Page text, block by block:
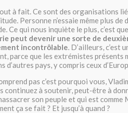
à fait. Ce sont des organisations
Personne n’essaie même plus de
Ce qui nous inquiète le plus, c’est
peut devenir une sorte de
incontrôlable. D’ailleurs, c’est
parce que les extrémistes présents
d’autres pays, y compris ceux
pas c’est pourquoi vous,
continuez à soutenir, peut-être à
son peuple et qui est comme
ça se fait ? Et jusqu’à quand ?